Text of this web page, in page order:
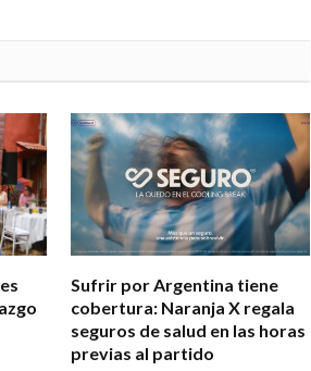
Sufrir por Argentina tiene
cobertura: Naranja X regala
seguros de salud en las horas
previas al partido